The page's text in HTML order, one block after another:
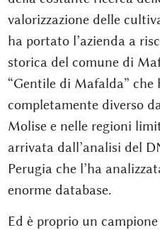
valorizzazione delle
ha portato l’azienda a
storica del comune di
“Gentile di Mafalda”
completamente diverso
Molise e nelle regioni
arrivata dall’analisi del
Perugia che l’ha
enorme database.
Ed è proprio un